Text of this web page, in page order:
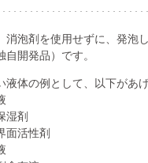
消泡剤を使用せずに、発泡
自開発品）です。
液体の例として、以下があげ
湿剤
面活性剤